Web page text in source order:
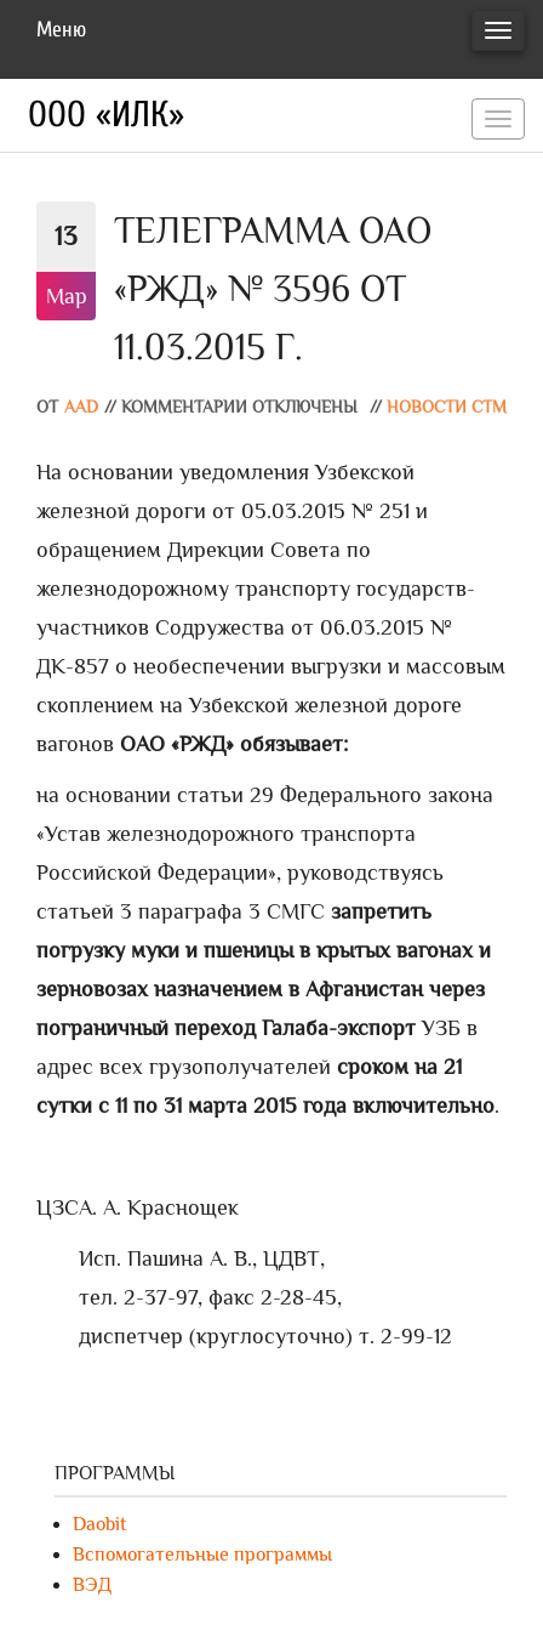
Меню
ООО «ИЛК»
13
Мар
ТЕЛЕГРАММА ОАО
«РЖД» № 3596 ОТ
11.03.2015 Г.
ОТ AAD // КОММЕНТАРИИ ОТКЛЮЧЕНЫ // НОВОСТИ СТМ
На основании уведомления Узбекской
железной дороги от 05.03.2015 № 251 и
обращением Дирекции Совета по
железнодорожному транспорту государств-
участников Содружества от 06.03.2015 №
ДК-857 о необеспечении выгрузки и массовым
скоплением на Узбекской железной дороге
вагонов ОАО «РЖД» обязывает:
на основании статьи 29 Федерального закона
«Устав железнодорожного транспорта
Российской Федерации», руководствуясь
статьей 3 параграфа 3 СМГС запретить
погрузку муки и пшеницы в крытых вагонах и
зерновозах назначением в Афганистан через
пограничный переход Галаба-экспорт УЗБ в
адрес всех грузополучателей сроком на 21
сутки с 11 по 31 марта 2015 года включительно.
ЦЗСА. А. Краснощек
Исп. Пашина А. В., ЦДВТ,
тел. 2-37-97, факс 2-28-45,
диспетчер (круглосуточно) т. 2-99-12
ПРОГРАММЫ
Daobit
Вспомогательные программы
ВЭД